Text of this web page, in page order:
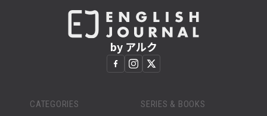
by アルク
CATEGORIES SERIES & BOOKS